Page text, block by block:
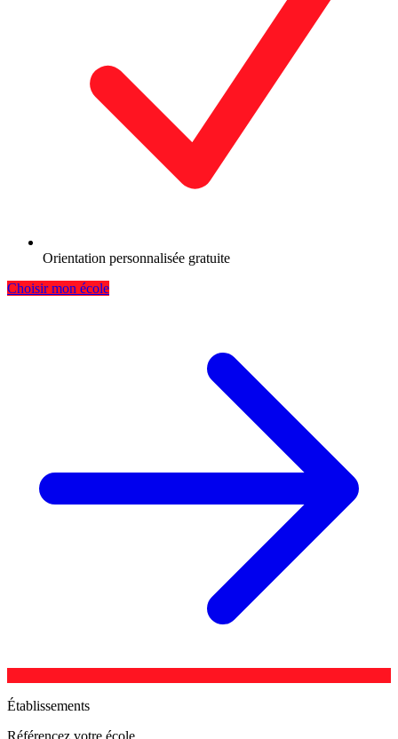
Orientation personnalisée gratuite
Choisir mon école
Établissements
Référencez votre école